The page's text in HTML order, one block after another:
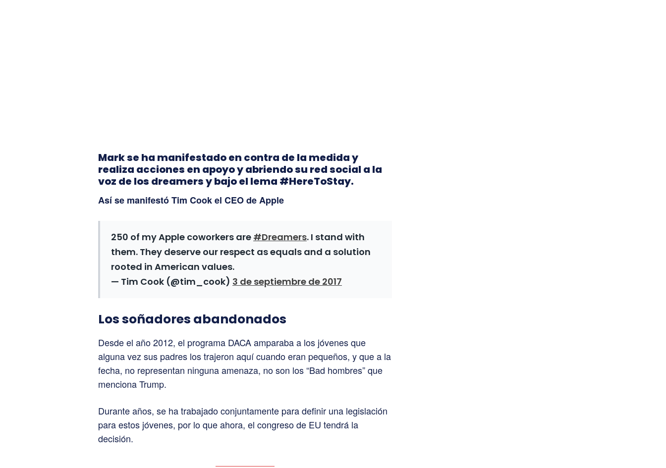
Mark se ha manifestado en contra de la medida y
realiza acciones en apoyo y abriendo su red social a la
voz de los dreamers y bajo el lema #HereToStay.
Así se manifestó Tim Cook el CEO de Apple
250 of my Apple coworkers are #Dreamers. I stand with
them. They deserve our respect as equals and a solution
rooted in American values.
— Tim Cook (@tim_cook) 3 de septiembre de 2017
Los soñadores abandonados
Desde el año 2012, el programa DACA amparaba a los jóvenes que
alguna vez sus padres los trajeron aquí cuando eran pequeños, y que a la
fecha, no representan ninguna amenaza, no son los “Bad hombres” que
menciona Trump.
Durante años, se ha trabajado conjuntamente para definir una legislación
para estos jóvenes, por lo que ahora, el congreso de EU tendrá la
decisión.